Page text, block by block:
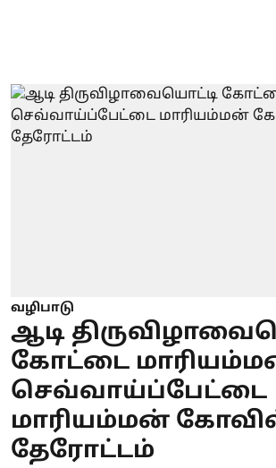
வழிபாடு
ஆடி
கோட்டை
செவ்வாய்ப்பேட்டை
மாரியம்மன்
தேரோட்டம்